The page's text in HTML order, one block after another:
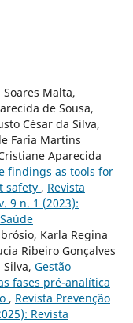
Soares Malta,
de Sousa,
César da Silva,
Faria Martins
Aparecida
findings as tools for
safety , Revista
9 n. 1 (2023):
Karla Regina
Ribeiro Gonçalves
Gestão
fases pré-analítica
, Revista Prevenção
Revista